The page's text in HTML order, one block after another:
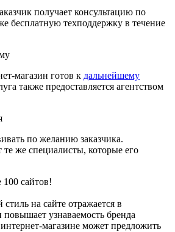
получает консультацию по
бесплатную техподдержку в течение
магазин готов к дальнейшему
также предоставляется агентством
по желанию заказчика.
те же специалисты, которые его
100 сайтов!